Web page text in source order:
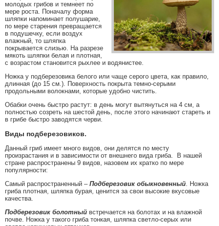
молодых грибов и темнеет по
мере роста. Поначалу форма
шляпки напоминает полушарие,
по мере старения превращается
в подушечку, если воздух
влажный, то шляпка
покрывается слизью. На разрезе
мякоть шляпки белая и плотная,
с возрастом становится рыхлее и водянистее.
Ножка у подберезовика белого или чаще серого цвета, как правило,
длинная (до 15 см.). Поверхность покрыта темно-серыми
продольными волокнами, которые удобно чистить.
Обабки очень быстро растут: в день могут вытянуться на 4 см, а
полностью созреть на шестой день, после этого начинают стареть и
в грибе быстро заводятся черви.
Виды подберезовиков.
Данный гриб имеет много видов, они делятся по месту
произрастания и в зависимости от внешнего вида гриба. В нашей
стране распространены 9 видов, назовем их кратко по мере
популярности:
Самый распространенный – Подберезовик обыкновенный . Ножка
гриба плотная, шляпка бурая, ценится за свои высокие вкусовые
качества.
Подберезовик болотный встречается на болотах и на влажной
почве. Ножка у такого гриба тонкая, шляпка светло-серых или